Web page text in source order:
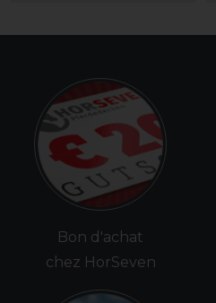
Bon d'achat
chez HorSeven